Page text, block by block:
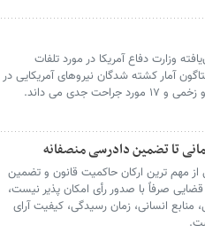
وزارت دفاع آمریکا در مورد تلفات
آمار کشته شدگان نیروهای آمریکایی در
تا تضمین دادرسی منصفانه
مهم‌ ترین ارکان حاکمیت قانون و تضمین
صرفاً با صدور رأی امکان ‌پذیر نیست،
منابع انسانی، زمان رسیدگی، کیفیت آرای